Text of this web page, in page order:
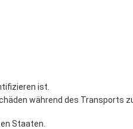
ist.
während des Transports
Staaten.